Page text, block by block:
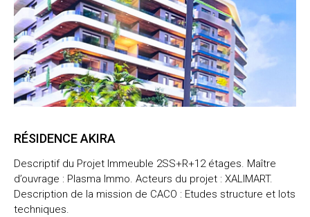
RÉSIDENCE AKIRA
Descriptif du Projet Immeuble 2SS+R+12 étages. Maître
d’ouvrage : Plasma Immo. Acteurs du projet : XALIMART.
Description de la mission de CACO : Etudes structure et lots
techniques.